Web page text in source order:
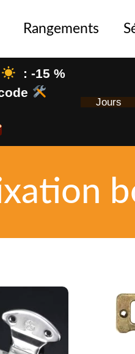
Rangements
: -15 %
Jours